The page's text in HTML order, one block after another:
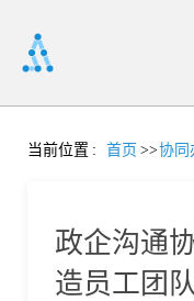
首
当前位置 : 首页 >>协同
政企沟通
造员工团